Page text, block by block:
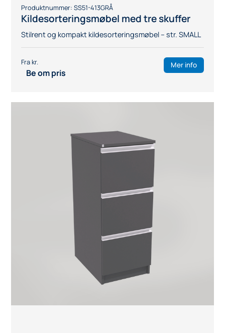
Produktnummer:SS51-413GRÅ
Kildesorteringsmøbel med tre skuffer
Stilrent og kompakt kildesorteringsmøbel – str. SMALL
Be om pris
Mer info